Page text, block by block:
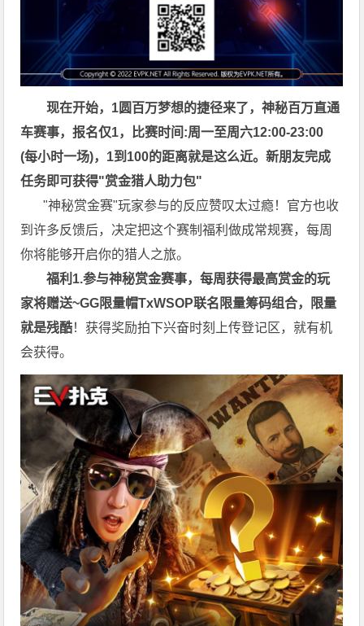
现在开始，1圆百万梦想的捷径来了，神秘百万直通
车赛事，报名仅1，比赛时间:周一至周六12:00-23:00
(每小时一场)，1到100的距离就是这么近。新朋友完成
任务即可获得"赏金猎人助力包"
"神秘赏金赛"玩家参与的反应赞叹太过瘾！官方也收
到许多反馈后，决定把这个赛制福利做成常规赛，每周
你将能够开启你的猎人之旅。
福利1.参与神秘赏金赛事，每周获得最高赏金的玩
家将赠送~GG限量帽TxWSOP联名限量筹码组合，限量
就是残酷！获得奖励拍下兴奋时刻上传登记区，就有机
会获得。